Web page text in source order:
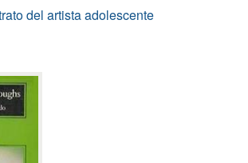
del artista adolescente